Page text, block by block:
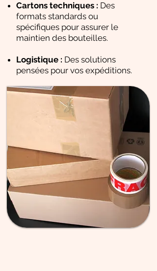
Cartons techniques : Des
formats standards ou
spécifiques pour assurer le
maintien des bouteilles.
Logistique : Des solutions
pensées pour vos expéditions.